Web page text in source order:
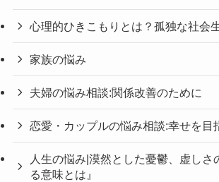
心理的ひきこもりとは？孤独な社会
家族の悩み
夫婦の悩み相談:関係改善のために
恋愛・カップルの悩み相談:幸せを目
人生の悩み|漠然とした憂鬱、虚しさ
る意味とは』